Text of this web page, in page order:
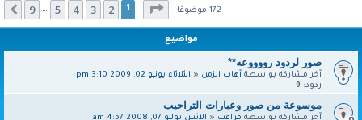
172 موضوعًا صفحة1 من9
2
3
4
5
…
9 التالي
مواضيع
صور لردود رووووعه**
آخر مشاركة بواسطةآهات الزمن« الثلاثاء يونيو 02, 2009 3:10 pm
ردود: 9
موسوعة من صور وعبارات التراحيب
آخر مشاركة بواسطةمراقب« الاثنين يوليو 07, 2008 4:57 am